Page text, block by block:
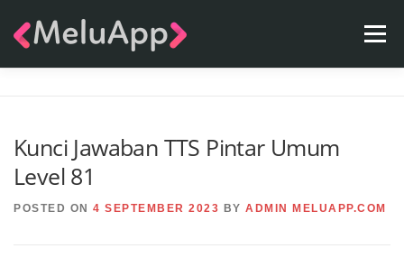
Menu
Kunci Jawaban TTS Pintar Umum
Level 81
POSTED ON 4 SEPTEMBER 2023 BY ADMIN MELUAPP.COM